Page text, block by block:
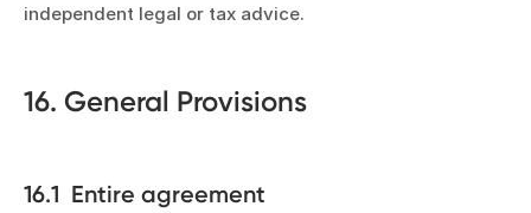
independent legal or tax advice.
16. General Provisions
16.1 Entire agreement